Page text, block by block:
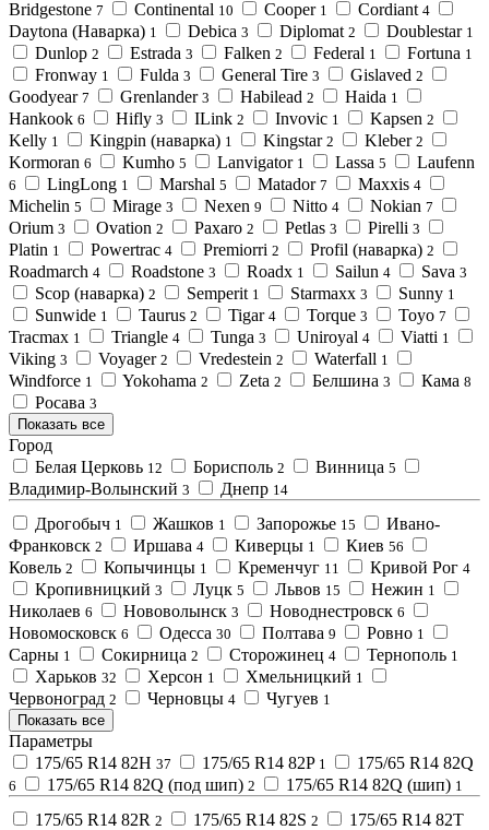
Bridgestone 7 Continental 10 Cooper 1 Cordiant 4
Daytona (Наварка) 1 Debica 3 Diplomat 2 Doublestar 1
Dunlop 2 Estrada 3 Falken 2 Federal 1 Fortuna 1
Fronway 1 Fulda 3 General Tire 3 Gislaved 2
Goodyear 7 Grenlander 3 Habilead 2 Haida 1
Hankook 6 Hifly 3 ILink 2 Invovic 1 Kapsen 2
Kelly 1 Kingpin (наварка) 1 Kingstar 2 Kleber 2
Kormoran 6 Kumho 5 Lanvigator 1 Lassa 5 Laufenn
6 LingLong 1 Marshal 5 Matador 7 Maxxis 4
Michelin 5 Mirage 3 Nexen 9 Nitto 4 Nokian 7
Orium 3 Ovation 2 Paxaro 2 Petlas 3 Pirelli 3
Platin 1 Powertrac 4 Premiorri 2 Profil (наварка) 2
Roadmarch 4 Roadstone 3 Roadx 1 Sailun 4 Sava 3
Scop (наварка) 2 Semperit 1 Starmaxx 3 Sunny 1
Sunwide 1 Taurus 2 Tigar 4 Torque 3 Toyo 7
Tracmax 1 Triangle 4 Tunga 3 Uniroyal 4 Viatti 1
Viking 3 Voyager 2 Vredestein 2 Waterfall 1
Windforce 1 Yokohama 2 Zeta 2 Белшина 3 Кама 8
Росава 3
Показать все
Город
Белая Церковь 12 Борисполь 2 Винница 5
Владимир-Волынский 3 Днепр 14
Дрогобыч 1 Жашков 1 Запорожье 15
Ивано-
Франковск 2 Иршава 4 Киверцы 1 Киев 56
Ковель 2 Копычинцы 1 Кременчуг 11 Кривой Рог 4
Кропивницкий 3 Луцк 5 Львов 15 Нежин 1
Николаев 6 Нововолынск 3 Новоднестровск 6
Новомосковск 6 Одесса 30 Полтава 9 Ровно 1
Сарны 1 Сокирница 2 Сторожинец 4 Тернополь 1
Харьков 32 Херсон 1 Хмельницкий 1
Червоноград 2 Черновцы 4 Чугуев 1
Показать все
Параметры
175/65 R14 82H 37 175/65 R14 82P 1 175/65 R14 82Q
6 175/65 R14 82Q (под шип) 2 175/65 R14 82Q (шип) 1
175/65 R14 82R 2 175/65 R14 82S 2 175/65 R14 82T